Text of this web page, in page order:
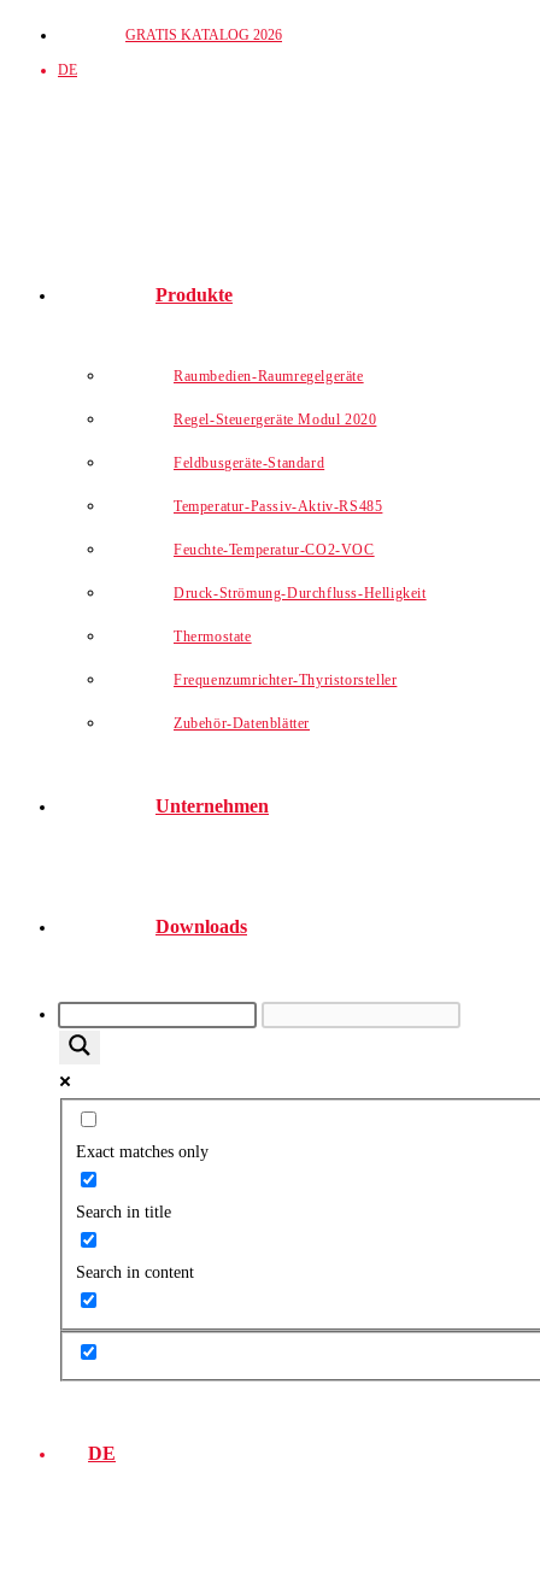
GRATIS KATALOG 2026
DE
Produkte
Raumbedien-Raumregelgeräte
Regel-Steuergeräte Modul 2020
Feldbusgeräte-Standard
Temperatur-Passiv-Aktiv-RS485
Feuchte-Temperatur-CO2-VOC
Druck-Strömung-Durchfluss-Helligkeit
Thermostate
Frequenzumrichter-Thyristorsteller
Zubehör-Datenblätter
Unternehmen
Downloads
Exact matches only
Search in title
Search in content
DE